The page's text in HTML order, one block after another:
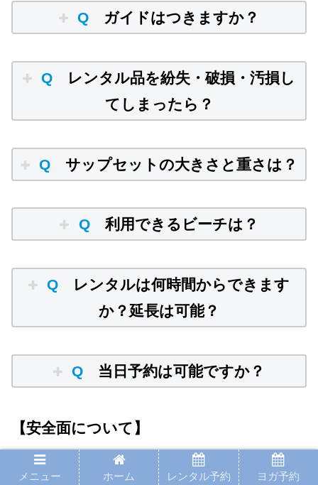
Q ガイドはつきますか？
Q レンタル品を紛失・破損・汚損し
てしまったら？
Q サップセットの大きさと重さは？
Q利用できるビーチは？
Q レンタルは何時間からできます
か？延長は可能？
Q 当日予約は可能ですか？
【安全面について】
メニュー ホーム レンタル予約 ヨガ予約